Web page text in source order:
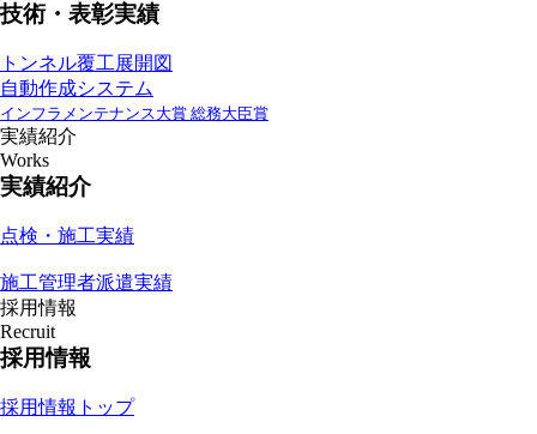
技術・表彰実績
トンネル覆工展開図
自動作成システム
インフラメンテナンス大賞 総務大臣賞
実績紹介
Works
実績紹介
点検・施工実績
施工管理者派遣実績
採用情報
Recruit
採用情報
採用情報トップ